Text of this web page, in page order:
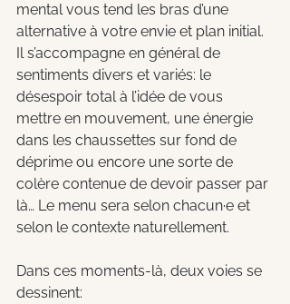
mental vous tend les bras d’une
alternative à votre envie et plan initial.
Il s’accompagne en général de
sentiments divers et variés: le
désespoir total à l’idée de vous
mettre en mouvement, une énergie
dans les chaussettes sur fond de
déprime ou encore une sorte de
colère contenue de devoir passer par
là… Le menu sera selon chacun·e et
selon le contexte naturellement.
Dans ces moments-là, deux voies se
dessinent: